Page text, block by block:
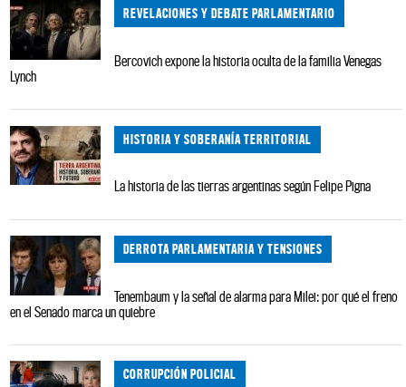
REVELACIONES Y DEBATE PARLAMENTARIO
Bercovich expone la historia oculta de la familia Venegas
Lynch
HISTORIA Y SOBERANÍA TERRITORIAL
La historia de las tierras argentinas según Felipe Pigna
DERROTA PARLAMENTARIA Y TENSIONES
Tenembaum y la señal de alarma para Milei: por qué el freno
en el Senado marca un quiebre
CORRUPCIÓN POLICIAL